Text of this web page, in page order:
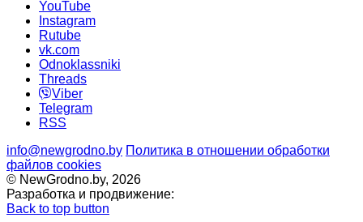
YouTube
Instagram
Rutube
vk.com
Odnoklassniki
Threads
Viber
Telegram
RSS
info@newgrodno.by Политика в отношении обработки
файлов cookies
© NewGrodno.by, 2026
Разработка и продвижение:
Back to top button